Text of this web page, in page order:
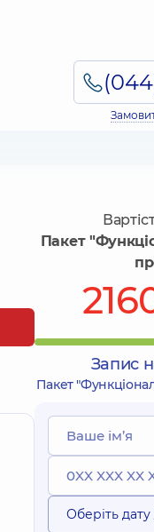
Пакет
Запис
Пакет
Оберіть дату